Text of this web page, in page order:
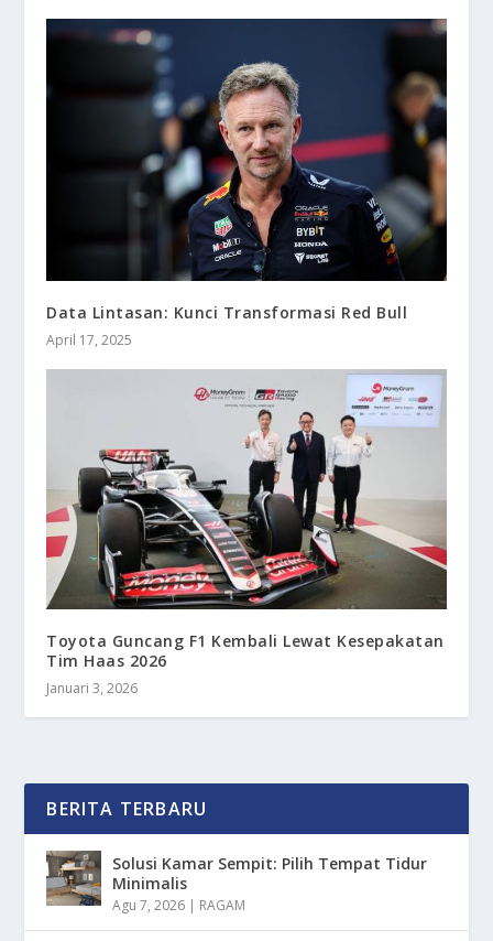
Data Lintasan: Kunci Transformasi Red Bull
April 17, 2025
Toyota Guncang F1 Kembali Lewat Kesepakatan
Tim Haas 2026
Januari 3, 2026
BERITA TERBARU
Solusi Kamar Sempit: Pilih Tempat Tidur
Minimalis
Agu 7, 2026 | RAGAM